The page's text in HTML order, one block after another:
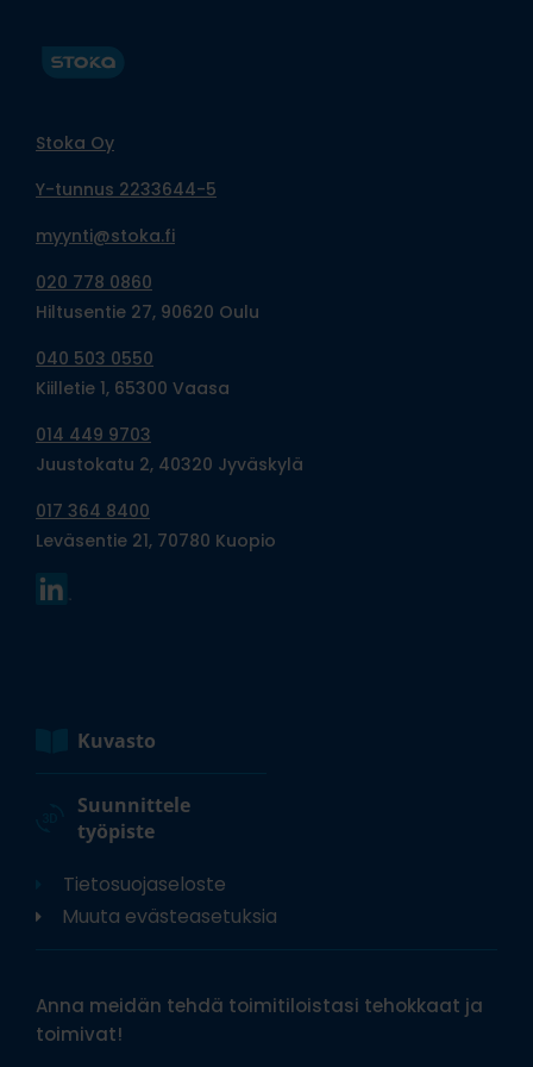
Stoka Oy
Y-tunnus 2233644-5
myynti@stoka.fi
020 778 0860
Hiltusentie 27, 90620 Oulu
040 503 0550
Kiilletie 1, 65300 Vaasa
014 449 9703
Juustokatu 2, 40320 Jyväskylä
017 364 8400
Leväsentie 21, 70780 Kuopio
Kuvasto
Suunnittele
työpiste
Tietosuojaseloste
Muuta evästeasetuksia
Anna meidän tehdä toimitiloistasi tehokkaat ja
toimivat!